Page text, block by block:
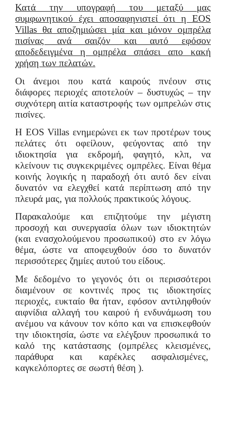
Κατά την υπογραφή του μεταξύ μας
συμφωνητικού έχει αποσαφηνιστεί ότι η EOS
Villas θα αποζημιώσει μία και μόνον ομπρέλα
πισίνας ανά σαιζόν και αυτό εφόσον
αποδεδειγμένα η ομπρέλα σπάσει απο κακή
χρήση των πελατών.
Οι άνεμοι που κατά καιρούς πνέουν στις
διάφορες περιοχές αποτελούν – δυστυχώς – την
συχνότερη αιτία καταστροφής των ομπρελών στις
πισίνες.
Η EOS Villas ενημερώνει εκ των προτέρων τους
πελάτες ότι οφείλουν, φεύγοντας από την
ιδιοκτησία για εκδρομή, φαγητό, κλπ, να
κλείνουν τις συγκεκριμένες ομπρέλες. Είναι θέμα
κοινής λογικής η παραδοχή ότι αυτό δεν είναι
δυνατόν να ελεγχθεί κατά περίπτωση από την
πλευρά μας, για πολλούς πρακτικούς λόγους.
Παρακαλούμε και επιζητούμε την μέγιστη
προσοχή και συνεργασία όλων των ιδιοκτητών
(και ενασχολούμενου προσωπικού) στο εν λόγω
θέμα, ώστε να αποφευχθούν όσο το δυνατόν
περισσότερες ζημίες αυτού του είδους.
Με δεδομένο το γεγονός ότι οι περισσότεροι
διαμένουν σε κοντινές προς τις ιδιοκτησίες
περιοχές, ευκταίο θα ήταν, εφόσον αντιληφθούν
αιφνίδια αλλαγή του καιρού ή ενδυνάμωση του
ανέμου να κάνουν τον κόπο και να επισκεφθούν
την ιδιοκτησία, ώστε να ελέγξουν προσωπικά το
καλό της κατάστασης (ομπρέλες κλεισμένες,
παράθυρα και καρέκλες ασφαλισμένες,
καγκελόπορτες σε σωστή θέση ).